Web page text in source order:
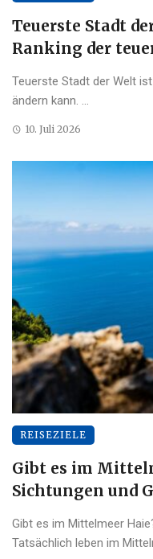
Teuerste Stadt
Ranking der
Teuerste Stadt der Welt
ändern kann. ...
10. Juli 2026
REISEZIELE
Gibt es im
Sichtungen und
Gibt es im Mittelmeer
Tatsächlich leben im